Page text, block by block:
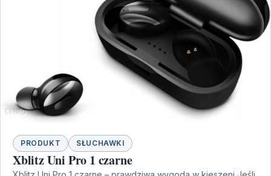
PRODUKT SŁUCHAWKI
Xblitz Uni Pro 1 czarne